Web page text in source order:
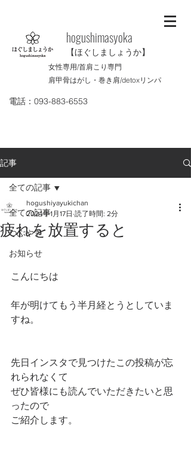
​hogushimasyoka
【ほぐしましょうか】
女性専用/首肩こり専門
肩甲骨はがし・巻き肩/detoxリンパ
電話：093-883-6553
記事
全ての記事
つぶやき
お知らせ
全ての記事
疲れを放置すると
hogushiyayukichan
2024年1月17日 読了時間: 2分
こんにちは
年が明けてもう半月経とうとしていま
すね。
先日インスタで見つけたこの投稿が忘
れられなくて
ぜひ皆様にも読んでいただきたいと思
ったので
ご紹介します。